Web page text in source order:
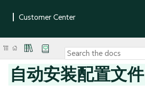
自动安装配置文件